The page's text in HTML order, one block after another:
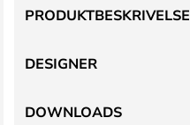
PRODUKTBESKRIVELSE
DESIGNER
DOWNLOADS